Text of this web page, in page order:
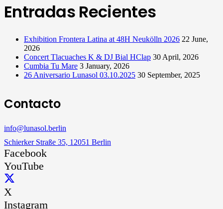
Entradas Recientes
Exhibition Frontera Latina at 48H Neukölln 2026 22 June,
2026
Concert Tlacuaches K & DJ Bial HClap 30 April, 2026
Cumbia Tu Mare 3 January, 2026
26 Aniversario Lunasol 03.10.2025 30 September, 2025
Contacto
info@lunasol.berlin
Schierker Straße 35, 12051 Berlin
Facebook
YouTube
X
Instagram